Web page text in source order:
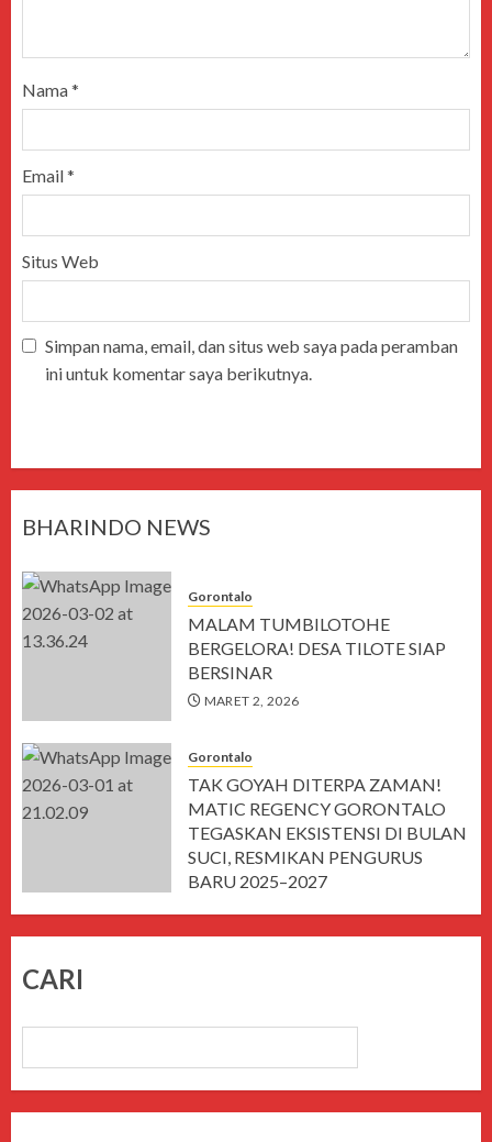
Nama*
Email*
Situs Web
Simpan nama, email, dan situs web saya pada peramban
ini untuk komentar saya berikutnya.
BHARINDO NEWS
Gorontalo
MALAM TUMBILOTOHE
BERGELORA! DESA TILOTE SIAP
BERSINAR
MARET 2, 2026
Gorontalo
TAK GOYAH DITERPA ZAMAN!
MATIC REGENCY GORONTALO
TEGASKAN EKSISTENSI DI BULAN
SUCI, RESMIKAN PENGURUS
BARU 2025–2027
CARI